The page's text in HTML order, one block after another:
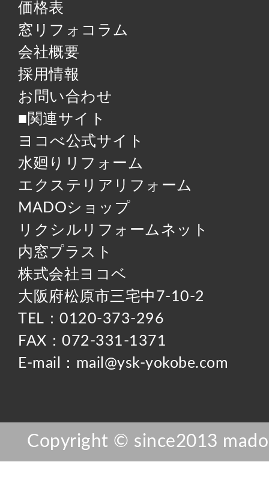
価格表
窓リフォコラム
会社概要
採用情報
お問い合わせ
■関連サイト
ヨコべ公式サイト
水廻りリフォーム
エクステリアリフォーム
MADOショップ
リクシルリフォームネット
内窓プラスト
株式会社ヨコベ
大阪府松原市三宅中7-10-2
TEL：0120-373-296
FAX：072-331-1371
E-mail：mail@ysk-yokobe.com
Copyright © since2013